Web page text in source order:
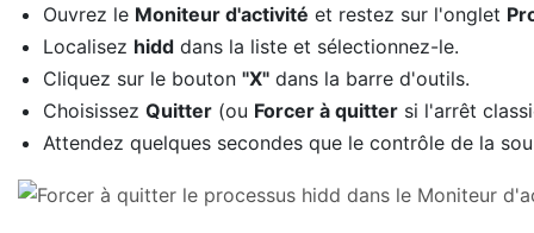
Ouvrez le Moniteur d'activité et restez sur l'onglet
Localisez hidd dans la liste et sélectionnez-le.
Cliquez sur le bouton"X" dans la barre d'outils.
ChoisissezQuitter (ou Forcer à quitter si l'arrêt
Attendez quelques secondes que le contrôle de la